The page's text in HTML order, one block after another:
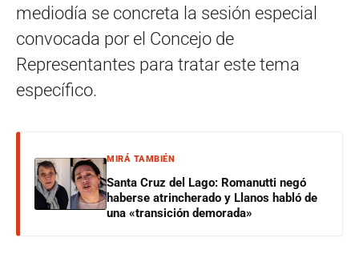
mediodía se concreta la sesión especial
convocada por el Concejo de
Representantes para tratar este tema
específico.
MIRÁ TAMBIÉN
Santa Cruz del Lago: Romanutti negó
haberse atrincherado y Llanos habló de
una «transición demorada»